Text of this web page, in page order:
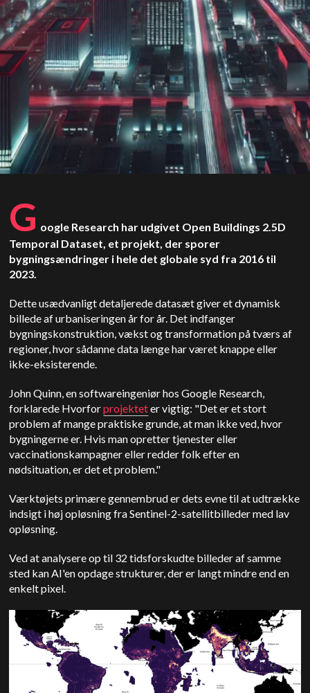
G oogle Research har udgivet Open Buildings 2.5D
Temporal Dataset, et projekt, der sporer
bygningsændringer i hele det globale syd fra 2016 til
2023.
Dette usædvanligt detaljerede datasæt giver et dynamisk
billede af urbaniseringen år for år. Det indfanger
bygningskonstruktion, vækst og transformation på tværs af
regioner, hvor sådanne data længe har været knappe eller
ikke-eksisterende.
John Quinn, en softwareingeniør hos Google Research,
forklarede Hvorforprojekteter vigtig: "Det er et stort
problem af mange praktiske grunde, at man ikke ved, hvor
bygningerne er. Hvis man opretter tjenester eller
vaccinationskampagner eller redder folk efter en
nødsituation, er det et problem."
Værktøjets primære gennembrud er dets evne til at udtrække
indsigt i høj opløsning fra Sentinel-2-satellitbilleder med lav
opløsning.
Ved at analysere op til 32 tidsforskudte billeder af samme
sted kan AI'en opdage strukturer, der er langt mindre end en
enkelt pixel.